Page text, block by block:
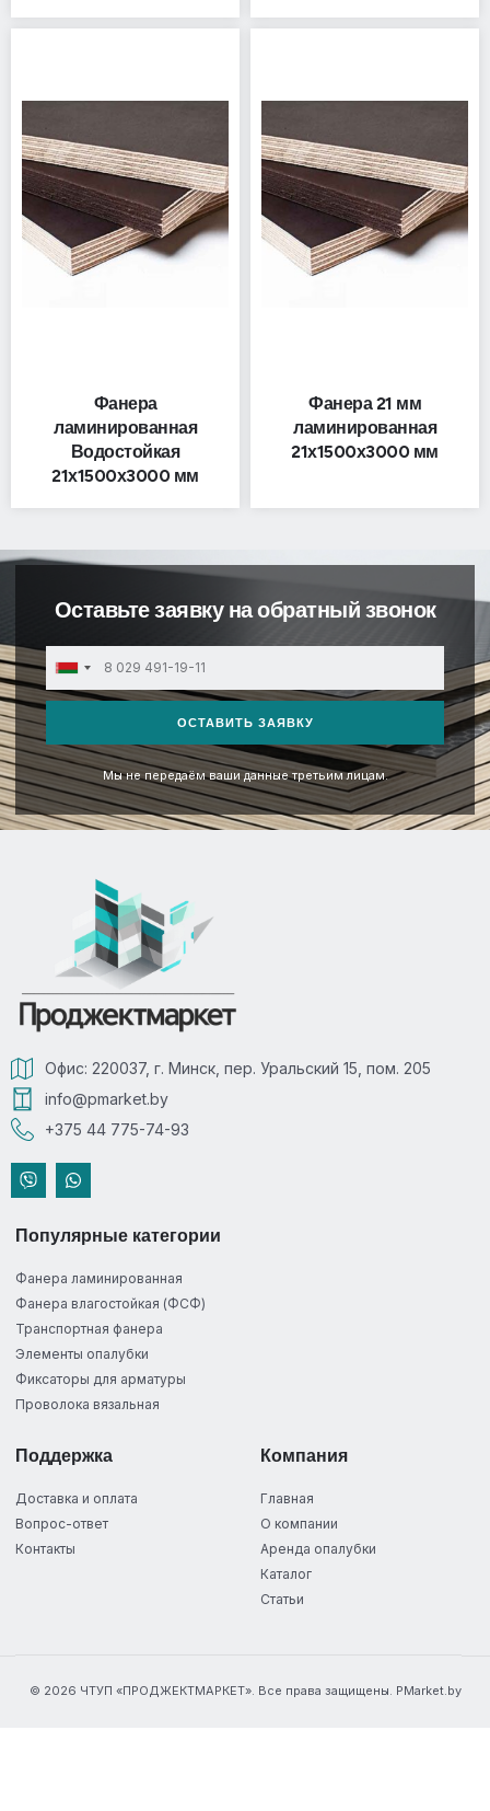
Фанера
ламинированная
Водостойкая
21х1500х3000 мм
Фанера 21 мм
ламинированная
21х1500х3000 мм
Оставьте заявку на обратный звонок
Belarus
+375
ОСТАВИТЬ ЗАЯВКУ
Мы не передаём ваши данные третьим лицам.
Офис: 220037, г. Минск, пер. Уральский 15, пом. 205
info@pmarket.by
+375 44 775-74-93
Популярные категории
Фанера ламинированная
Фанера влагостойкая (ФСФ)
Транспортная фанера
Элементы опалубки
Фиксаторы для арматуры
Проволока вязальная
Поддержка
Доставка и оплата
Вопрос-ответ
Контакты
Компания
Главная
О компании
Аренда опалубки
Каталог
Статьи
© 2026 ЧТУП «ПРОДЖЕКТМАРКЕТ». Все права защищены. PMarket.by